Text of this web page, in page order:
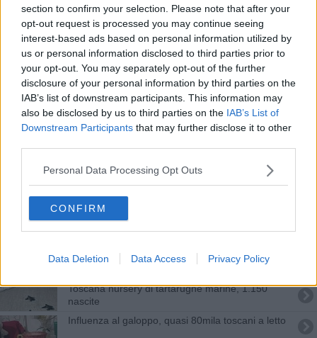
section to confirm your selection. Please note that after your
opt-out request is processed you may continue seeing
interest-based ads based on personal information utilized by
us or personal information disclosed to third parties prior to
your opt-out. You may separately opt-out of the further
disclosure of your personal information by third parties on the
IAB’s list of downstream participants. This information may
also be disclosed by us to third parties on the IAB’s List of
Downstream Participants that may further disclose it to other
Personal Data Processing Opt Outs
CONFIRM
Data Deletion Data Access Privacy Policy
Grande esodo d'Agosto, traffico da bollino nero
Scossa di terremoto in alta Maremma
Strage di pecore e cani da gregge
Stagione e l'incognita Covid, appello dei balneari
Il podere della famiglia Fiori a Geo
Inflazione, sulle famiglie stangata da 4.278 euro
Calafuria e le altre, il Demanio mette a bando i
suoi gioielli
A due parchi toscani il premio "Emissioni Zero"
Toscana nursery di tartarughe marine, 1.150
nascite
Influenza al galoppo, quasi 80mila toscani a letto